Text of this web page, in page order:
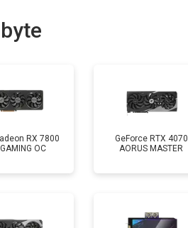
RX 7800
OC
GeForce RTX 4070
AORUS MASTER